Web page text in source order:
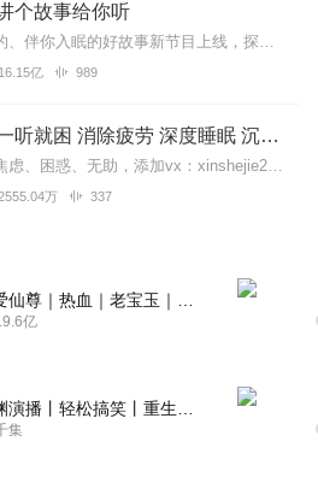
个故事给你听
感动的、治愈的、伴你入眠的好故事新节目上线，探索现实世界的无尽魅力，追求对生活的真实记录《听见人间真相》（点击名称，直达专辑）网易人间故事集持续更新中，邀您关注...
16.15亿 989
睡前冥想：一听就困 消除疲劳 深度睡眠 沉浸体验
如果你还感到焦虑、困惑、无助，添加vx：xinshejie2018、vx公众号：宣萱心伴，与主播宣萱开启心灵交流之旅，共建温暖的精神家园！如果你喜欢我的内容，请...
万 337
亿
集